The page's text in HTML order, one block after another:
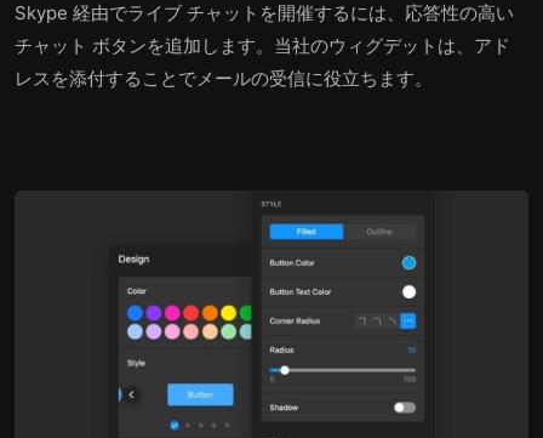
Skype 経由でライブ チャットを開催するには、応答性の高い
チャット ボタンを追加します。当社のウィグデットは、アド
レスを添付することでメールの受信に役立ちます。